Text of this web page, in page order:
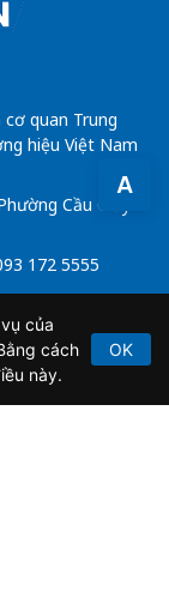
A
quan Trung
hiệu Việt Nam
Cầu Giấy -
172 5555
BTTTT do Bộ
của
cách
này.
OK